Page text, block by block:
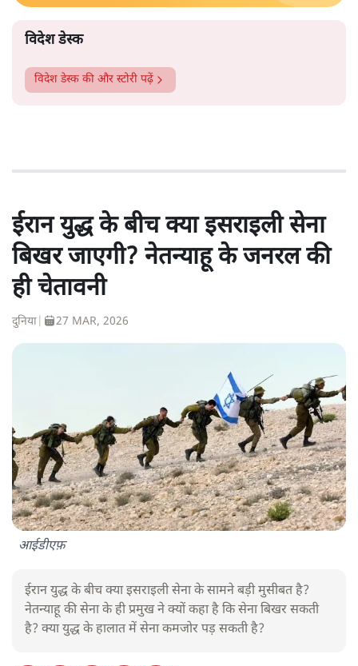
विदेश डेस्क
विदेश डेस्क की और स्टोरी पढ़ें
ईरान युद्ध के बीच क्या इसराइली सेना
बिखर जाएगी? नेतन्याहू के जनरल की
ही चेतावनी
दुनिया 27 MAR, 2026
आईडीएफ़
ईरान युद्ध के बीच क्या इसराइली सेना के सामने बड़ी मुसीबत है?
नेतन्याहू की सेना के ही प्रमुख ने क्यों कहा है कि सेना बिखर सकती
है? क्या युद्ध के हालात में सेना कमजोर पड़ सकती है?